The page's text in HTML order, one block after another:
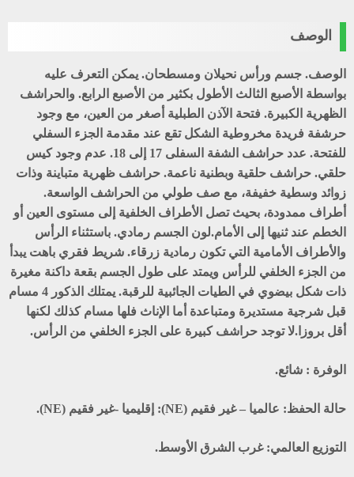
الوصف
الوصف. جسم ورأس نحيلان ومسطحان. يمكن التعرف عليه
بواسطة الأصبع الثالث الأطول بكثير من الأصبع الرابع. والحراشف
الظهرية الكبيرة. فتحة الآذن الطبلية أصغر من العين، مع وجود
حرشفة فريدة مخروطية الشكل تقع عند مقدمة الجزء السفلي
للفتحة. عدد حراشف الشفة السفلى 17 إلى 18. عدم وجود كيس
حلقي. حراشف حلقية وبطنية ناعمة. حراشف ظهرية متباينة وذات
زوائد وسطية خفيفة، مع صف طولي من الحراشف الواسعة.
أطراف ممدودة، بحيث تصل الأطراف الخلفية إلى مستوى العين أو
الخطم عند ثنيها إلى الأمام.لون الجسم رمادي. باستثناء الرأس
والأطراف الأمامية التي تكون رمادية زرقاء. شريط فقري باهت يبدأ
من الجزء الخلفي للرأس ويمتد على طول الجسم بقعة داكنة مغيرة
ذات شكل بيضوي في الطيات الجائبية للرقبة. يمتلك الذكور 4 مسام
قبل شرجية مستديرة ومتباعدة أما الإناث فلها مسام كذلك لكنها
أقل بروزا.لا توجد حراشف كبيرة على الجزء الخلفي من الرأس.
الوفرة : شائع.
حالة الحفظ: عالميا – غير فقيم (NE): إقليميا -غير فقيم (NE).
التوزيع العالمي: غرب الشرق الأوسط.